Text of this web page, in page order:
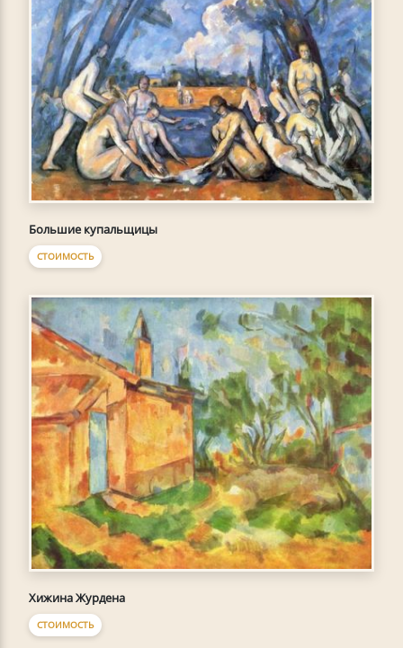
Большие купальщицы
СТОИМОСТЬ
Хижина Журдена
СТОИМОСТЬ